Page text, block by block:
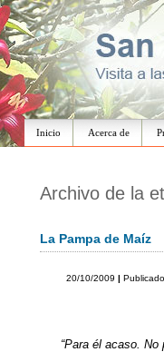
Inicio Acerca de
Archivo de la
La Pampa de Maíz
20/10/2009 |
“Para él acaso.